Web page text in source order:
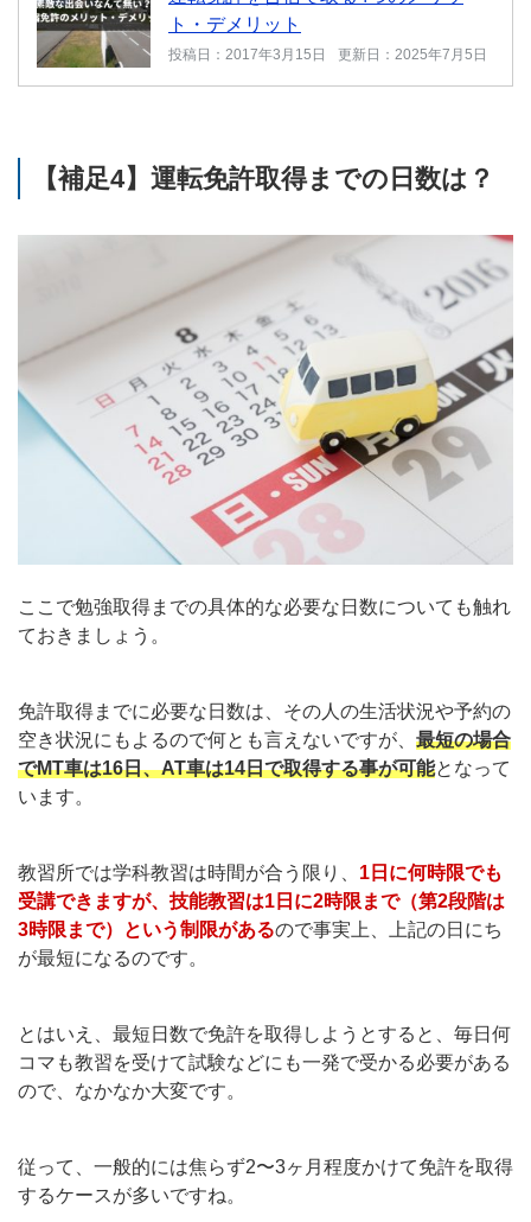
ト・デメリット
投稿日：2017年3月15日 更新日：2025年7月5日
【補足4】運転免許取得までの日数は？
ここで勉強取得までの具体的な必要な日数についても触れ
ておきましょう。
免許取得までに必要な日数は、その人の生活状況や予約の
空き状況にもよるので何とも言えないですが、 最短の場合
でMT車は16日、AT車は14日で取得する事が可能となって
います。
教習所では学科教習は時間が合う限り、 1日に何時限でも
受講できますが、技能教習は1日に2時限まで（第2段階は
3時限まで）という制限があるので事実上、上記の日にち
が最短になるのです。
とはいえ、最短日数で免許を取得しようとすると、毎日何
コマも教習を受けて試験などにも一発で受かる必要がある
ので、なかなか大変です。
従って、一般的には焦らず2〜3ヶ月程度かけて免許を取得
するケースが多いですね。